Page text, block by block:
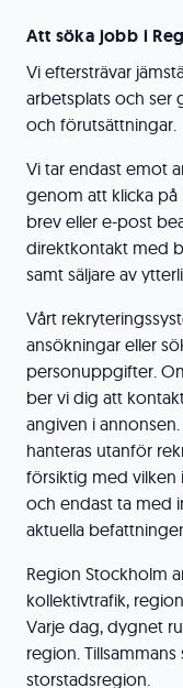
Att söka jobb i
Vi eftersträvar
arbetsplats och ser
och förutsättningar.
Vi tar endast emot
genom att klicka på
brev eller e-post
direktkontakt med
samt säljare av
Vårt
ansökningar eller
personuppgifter.
ber vi dig att
angiven i
hanteras utanför
försiktig med vilken
och endast ta med
aktuella
Region Stockholm
kollektivtrafik,
Varje dag, dygnet
region.
storstadsregion.